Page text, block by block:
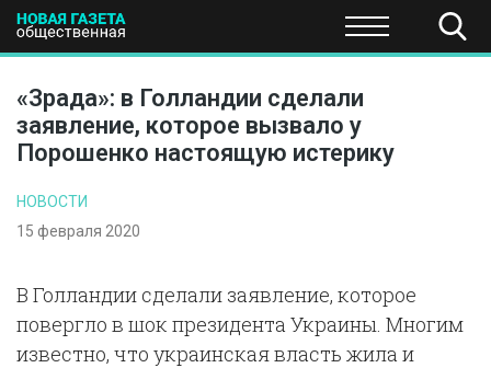
ПОЛИТИКА ЭКОНОМИКА НАУКА И
«Зрада»: в Голландии сделали
заявление, которое вызвало у
Порошенко настоящую истерику
НОВОСТИ
15 февраля 2020
В Голландии сделали заявление, которое
повергло в шок президента Украины. Многим
известно, что украинская власть жила и